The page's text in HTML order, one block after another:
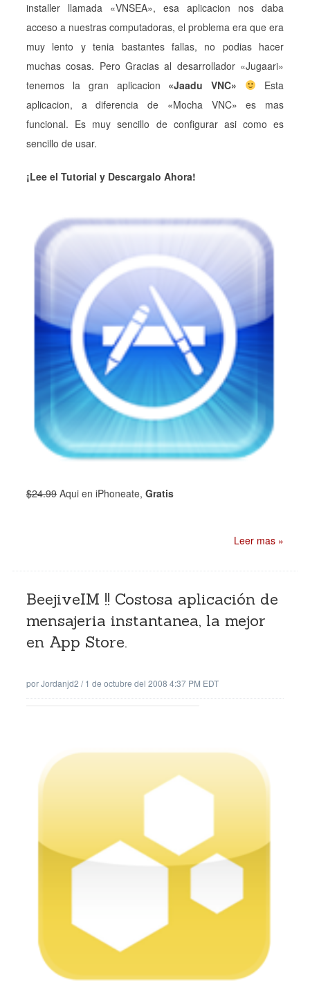
installer llamada «VNSEA», esa aplicacion nos daba
acceso a nuestras computadoras, el problema era que era
muy lento y tenia bastantes fallas, no podias hacer
muchas cosas. Pero Gracias al desarrollador «Jugaari»
tenemos la gran aplicacion «Jaadu VNC»
Esta
aplicacion, a diferencia de «Mocha VNC» es mas
funcional. Es muy sencillo de configurar asi como es
sencillo de usar.
¡Lee el Tutorial y Descargalo Ahora!
$24.99 Aqui en iPhoneate, Gratis
Leer mas »
BeejiveIM !! Costosa aplicación de
mensajeria instantanea, la mejor
en App Store.
porJordanjd2 /1 de octubre del 2008 4:37 PM EDT